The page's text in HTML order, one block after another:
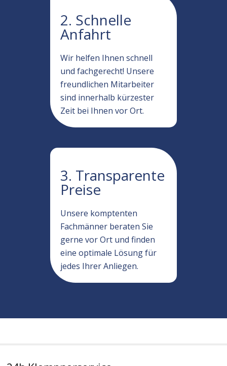
2. Schnelle
Anfahrt
Wir helfen Ihnen schnell
und fachgerecht! Unsere
freundlichen Mitarbeiter
sind innerhalb kürzester
Zeit bei Ihnen vor Ort.
3. Transparente
Preise
Unsere komptenten
Fachmänner beraten Sie
gerne vor Ort und finden
eine optimale Lösung für
jedes Ihrer Anliegen.